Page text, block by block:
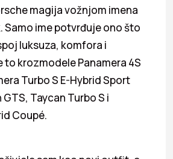
magija vožnjom imena
Samo ime potvrđuje ono što
luksuza, komfora i
to krozmodele Panamera 4S
Turbo S E-Hybrid Sport
Taycan Turbo S i
Coupé.